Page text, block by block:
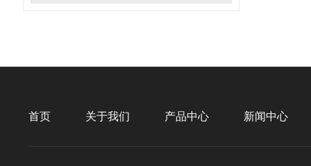
首页 关于我们 产品中心 新闻中心